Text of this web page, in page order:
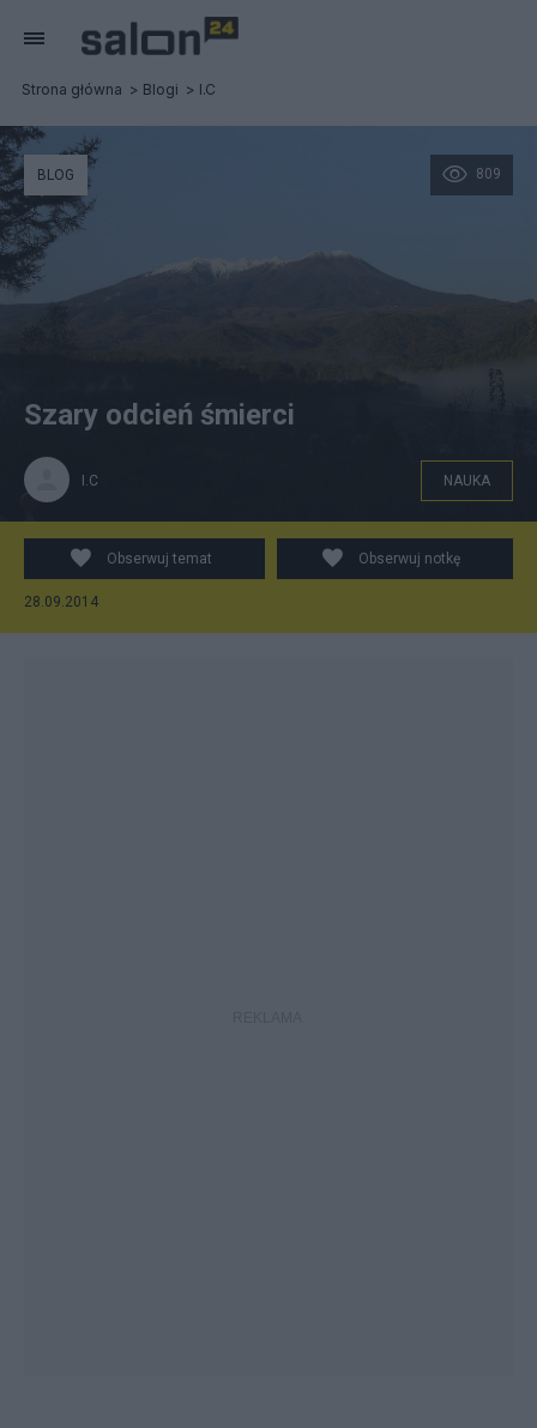
Strona główna Blogi I.C
809
BLOG
Szary odcień śmierci
I.C NAUKA
Obserwuj temat Obserwuj notkę
28.09.2014